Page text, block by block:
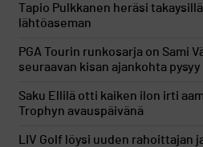
Tapio Pulkkanen heräsi
lähtöaseman
PGA Tourin runkosarja on Sami
seuraavan kisan ajankohta
Saku Ellilä otti kaiken ilon irti
Trophyn avauspäivänä
LIV Golf löysi uuden rahoittajan